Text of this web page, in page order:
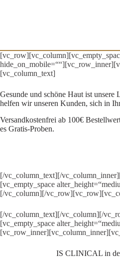
[vc_column_text]
Gesunde und schöne Haut ist unsere
helfen wir unseren Kunden, sich in
Versandkostenfrei ab 100€
es Gratis-Proben.
[/vc_column_text][/
[vc_empty_space
[/vc_column][/
[/vc_column_text][/vc_column][/
[vc_empty_space
IS CLINICAL in